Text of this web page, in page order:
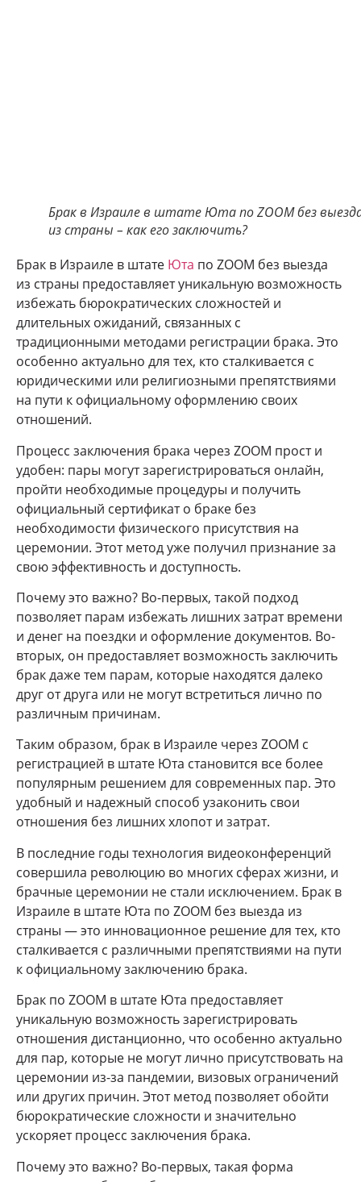
Брак в Израиле в штате Юта по ZOOM без
из страны – как его заключить?
Брак в Израиле в штате Юта по ZOOM без выезда
из страны предоставляет уникальную возможность
избежать бюрократических сложностей и
длительных ожиданий, связанных с
традиционными методами регистрации брака. Это
особенно актуально для тех, кто сталкивается с
юридическими или религиозными препятствиями
на пути к официальному оформлению своих
отношений.
Процесс заключения брака через ZOOM прост и
удобен: пары могут зарегистрироваться онлайн,
пройти необходимые процедуры и получить
официальный сертификат о браке без
необходимости физического присутствия на
церемонии. Этот метод уже получил признание за
свою эффективность и доступность.
Почему это важно? Во-первых, такой подход
позволяет парам избежать лишних затрат времени
и денег на поездки и оформление документов. Во-
вторых, он предоставляет возможность заключить
брак даже тем парам, которые находятся далеко
друг от друга или не могут встретиться лично по
различным причинам.
Таким образом, брак в Израиле через ZOOM с
регистрацией в штате Юта становится все более
популярным решением для современных пар. Это
удобный и надежный способ узаконить свои
отношения без лишних хлопот и затрат.
В последние годы технология видеоконференций
совершила революцию во многих сферах жизни, и
брачные церемонии не стали исключением. Брак в
Израиле в штате Юта по ZOOM без выезда из
страны — это инновационное решение для тех, кто
сталкивается с различными препятствиями на пути
к официальному заключению брака.
Брак по ZOOM в штате Юта предоставляет
уникальную возможность зарегистрировать
отношения дистанционно, что особенно актуально
для пар, которые не могут лично присутствовать на
церемонии из-за пандемии, визовых ограничений
или других причин. Этот метод позволяет обойти
бюрократические сложности и значительно
ускоряет процесс заключения брака.
Почему это важно? Во-первых, такая форма